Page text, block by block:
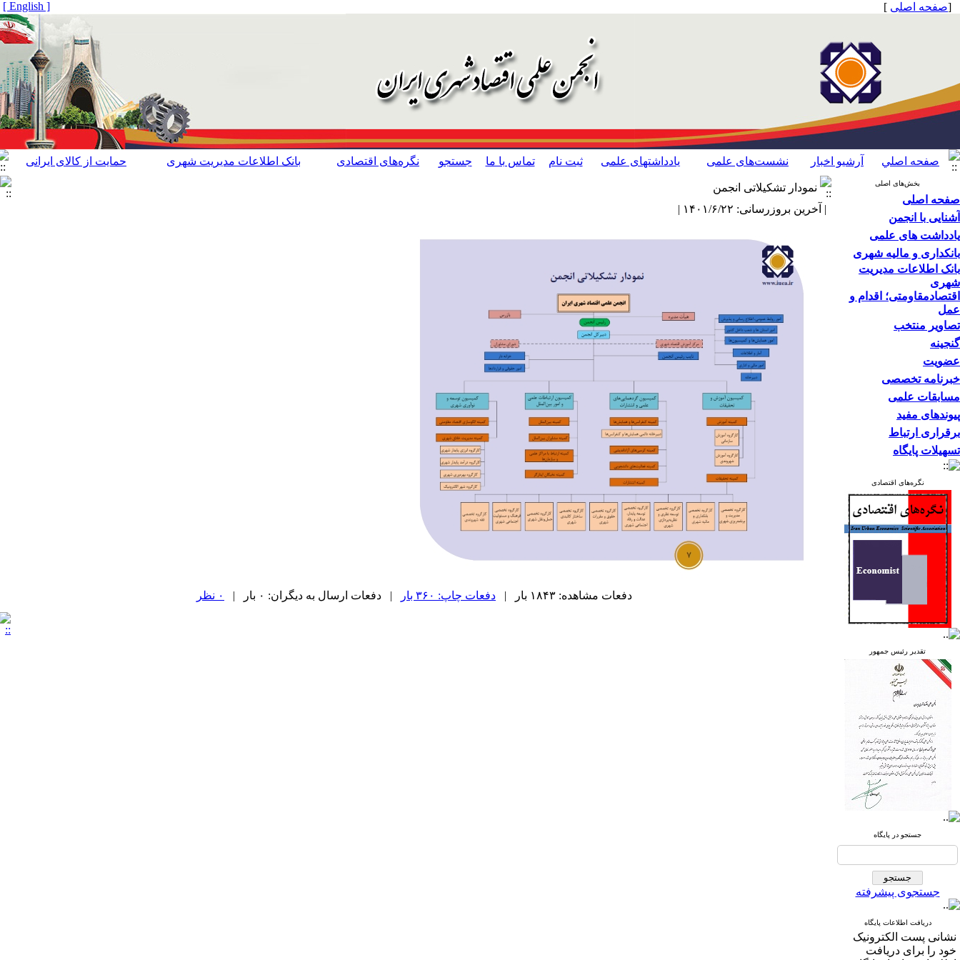
[صفحه اصلی ]
[ English ]
صفحه اصلي آرشیو اخبار نشست‌های علمی یادداشتهای علمی ثبت نام تماس با ما جستجو نگره‌های اقتصادی بانک اطلاعات مدیریت شهری حمایت از کالای ایرانی
بخش‌های اصلی
صفحه اصلی
آشنایی با انجمن
یادداشت های علمی
بانکداری و مالیه شهری
بانک اطلاعات مدیریت
شهری
اقتصاد‌مقاومتی؛ اقدام‌ و‌
عمل
تصاویر منتخب
گنجینه
عضویت
خبرنامه تخصصی
مسابقات علمی
پیوندهای مفید
برقراری ارتباط
تسهیلات پایگاه
نگره‌های اقتصادی
تقدیر رئیس جمهور
جستجو در پایگاه
جستجوی پیشرفته
دریافت اطلاعات پایگاه
نشانی پست الکترونیک
خود را برای دریافت
نمودار تشکیلاتی انجمن
| آخرین بروزرسانی: ۱۴۰۱/۶/۲۲ |
دفعات مشاهده: ۱۸۴۳ بار | دفعات چاپ: ۳۶۰ بار | دفعات ارسال به دیگران: ۰ بار | ۰ نظر